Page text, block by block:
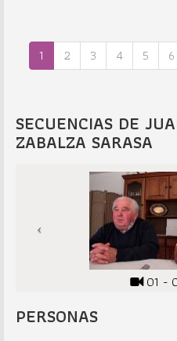
1 2 3 4 5 6
SECUENCIAS DE
ZABALZA SARASA
01 -
PERSONAS